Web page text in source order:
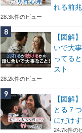
れる前
28.3k件のビュー
【図解
いで大
ってる
スト
28.2k件のビュー
【図解
とる７
にだけ
24.7k件の